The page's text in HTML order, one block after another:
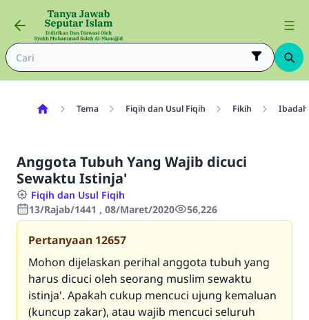
Tema Fiqih dan Usul Fiqih Fikih
Anggota Tubuh Yang Wajib dicuci
Sewaktu Istinja'
Fiqih dan Usul Fiqih
13/Rajab/1441 , 08/Maret/2020
56,226
Pertanyaan 12657
Mohon dijelaskan perihal anggota tubuh yang
harus dicuci oleh seorang muslim sewaktu
istinja'. Apakah cukup mencuci ujung kemaluan
(kuncup zakar), atau wajib mencuci seluruh